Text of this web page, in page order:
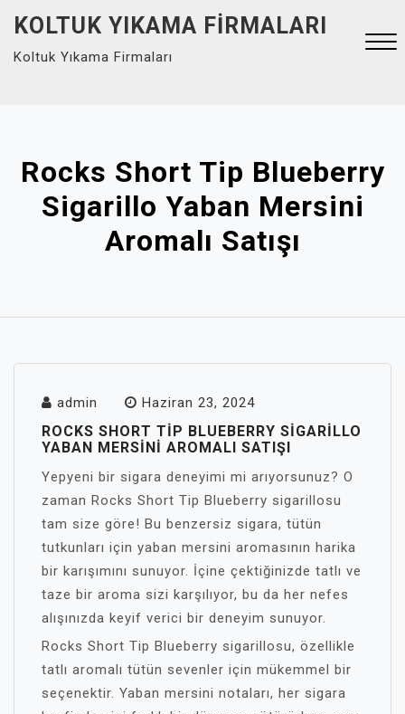
content
KOLTUK YIKAMA FIRMALARI
Koltuk Yıkama Firmaları
Rocks Short Tip Blueberry
Sigarillo Yaban Mersini
Aromalı Satışı
admin Haziran 23, 2024
ROCKS SHORT TIP BLUEBERRY SIGARILLO
YABAN MERSINI AROMALI SATIŞI
Yepyeni bir sigara deneyimi mi arıyorsunuz? O
zaman Rocks Short Tip Blueberry sigarillosu
tam size göre! Bu benzersiz sigara, tütün
tutkunları için yaban mersini aromasının harika
bir karışımını sunuyor. İçine çektiğinizde tatlı ve
taze bir aroma sizi karşılıyor, bu da her nefes
alışınızda keyif verici bir deneyim sunuyor.
Rocks Short Tip Blueberry sigarillosu, özellikle
tatlı aromalı tütün sevenler için mükemmel bir
seçenektir. Yaban mersini notaları, her sigara